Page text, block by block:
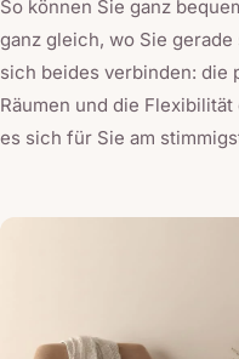
So können Sie ganz
ganz gleich, wo Sie
sich beides verbinden: die
Räumen und die
es sich für Sie am